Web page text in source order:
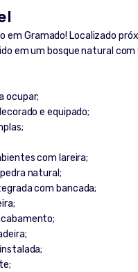
em Gramado! Localizado
em um bosque natural
ocupar;
e equipado;
com lareira;
natural;
com bancada;